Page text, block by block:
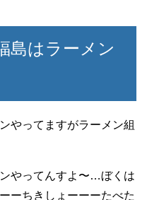
島はラーメン
やってますがラーメン組
やってんすよ〜…ぼくは
ーちきしょーーーたべた